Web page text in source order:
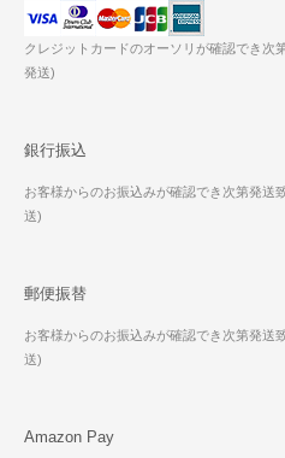
クレジットカードのオーソリが確認でき次
発送)
銀行振込
お客様からのお振込みが確認でき次第発送
送)
郵便振替
お客様からのお振込みが確認でき次第発送
送)
Amazon Pay